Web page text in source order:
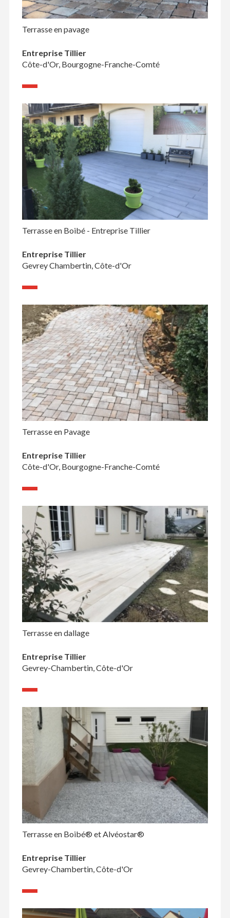
Terrasse en pavage
Entreprise Tillier
Côte-d'Or, Bourgogne-Franche-Comté
Terrasse en Boibé - Entreprise Tillier
Entreprise Tillier
Gevrey Chambertin, Côte-d'Or
Terrasse en Pavage
Entreprise Tillier
Côte-d'Or, Bourgogne-Franche-Comté
Terrasse en dallage
Entreprise Tillier
Gevrey-Chambertin, Côte-d'Or
Terrasse en Boibé® et Alvéostar®
Entreprise Tillier
Gevrey-Chambertin, Côte-d'Or